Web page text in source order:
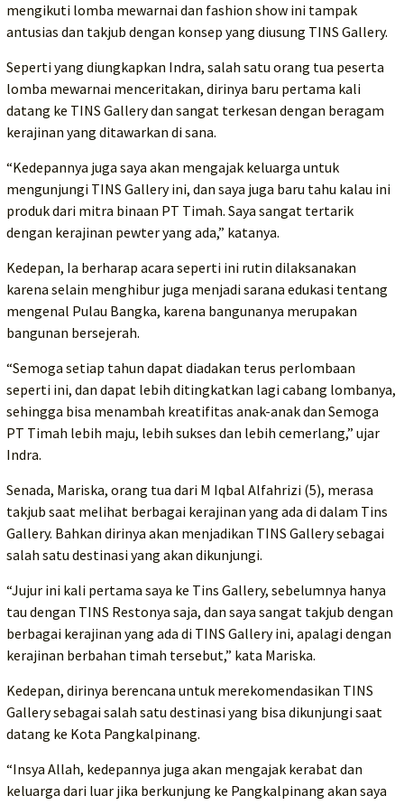
mengikuti lomba mewarnai dan fashion show ini tampak
antusias dan takjub dengan konsep yang diusung TINS Gallery.
Seperti yang diungkapkan Indra, salah satu orang tua peserta
lomba mewarnai menceritakan, dirinya baru pertama kali
datang ke TINS Gallery dan sangat terkesan dengan beragam
kerajinan yang ditawarkan di sana.
“Kedepannya juga saya akan mengajak keluarga untuk
mengunjungi TINS Gallery ini, dan saya juga baru tahu kalau ini
produk dari mitra binaan PT Timah. Saya sangat tertarik
dengan kerajinan pewter yang ada,” katanya.
Kedepan, Ia berharap acara seperti ini rutin dilaksanakan
karena selain menghibur juga menjadi sarana edukasi tentang
mengenal Pulau Bangka, karena bangunanya merupakan
bangunan bersejerah.
“Semoga setiap tahun dapat diadakan terus perlombaan
seperti ini, dan dapat lebih ditingkatkan lagi cabang lombanya,
sehingga bisa menambah kreatifitas anak-anak dan Semoga
PT Timah lebih maju, lebih sukses dan lebih cemerlang,” ujar
Indra.
Senada, Mariska, orang tua dari M Iqbal Alfahrizi (5), merasa
takjub saat melihat berbagai kerajinan yang ada di dalam Tins
Gallery. Bahkan dirinya akan menjadikan TINS Gallery sebagai
salah satu destinasi yang akan dikunjungi.
“Jujur ini kali pertama saya ke Tins Gallery, sebelumnya hanya
tau dengan TINS Restonya saja, dan saya sangat takjub dengan
berbagai kerajinan yang ada di TINS Gallery ini, apalagi dengan
kerajinan berbahan timah tersebut,” kata Mariska.
Kedepan, dirinya berencana untuk merekomendasikan TINS
Gallery sebagai salah satu destinasi yang bisa dikunjungi saat
datang ke Kota Pangkalpinang.
“Insya Allah, kedepannya juga akan mengajak kerabat dan
keluarga dari luar jika berkunjung ke Pangkalpinang akan saya